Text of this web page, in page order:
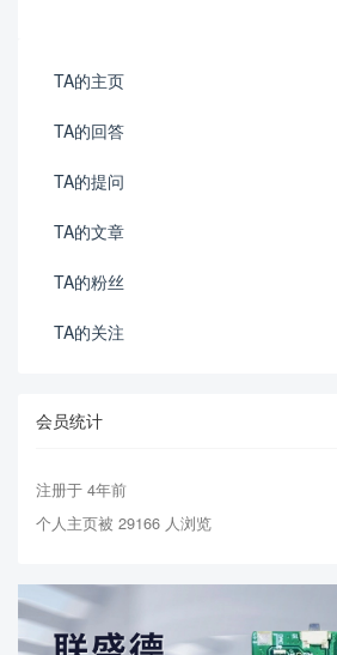
TA的主页
TA的回答
TA的提问
TA的文章
TA的粉丝
TA的关注
会员统计
注册于 4年前
个人主页被 29166 人浏览